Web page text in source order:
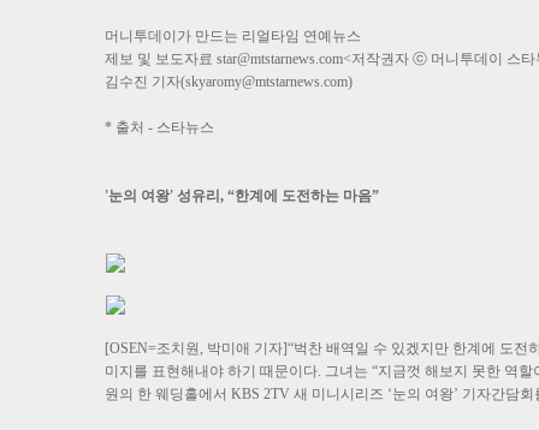
머니투데이가 만드는 리얼타임 연예뉴스
제보 및 보도자료star@mtstarnews.com<저작권자 ⓒ 머니투데이 스타
김수진 기자(skyaromy@mtstarnews.com)
* 출처 - 스타뉴스
'눈의 여왕' 성유리, “한계에 도전하는 마음”
[OSEN=조치원, 박미애 기자]“벅찬 배역일 수 있겠지만 한계에 도
미지를 표현해내야 하기 때문이다. 그녀는 “지금껏 해보지 못한 역
원의 한 웨딩홀에서 KBS 2TV 새 미니시리즈 ‘눈의 여왕’ 기자간담